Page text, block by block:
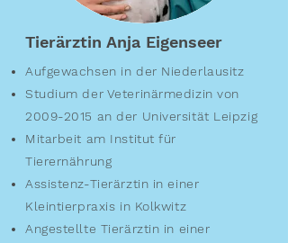
Tierärztin Anja Eigenseer
Aufgewachsen in der Niederlausitz
Studium der Veterinärmedizin von
2009-2015 an der Universität Leipzig
Mitarbeit am Institut für
Tierernährung
Assistenz-Tierärztin in einer
Kleintierpraxis in Kolkwitz
Angestellte Tierärztin in einer